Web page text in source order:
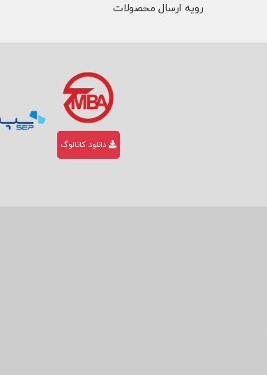
رویه ارسال محصولات
دانلود کاتالوگ